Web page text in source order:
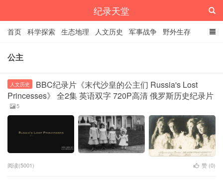
纪录天堂
首页 科学探索 生态地理 人文历史 军事战争 野外生存
经典纪录
公主
人文历史
BBC纪录片《末代沙皇的公主们 Russia's Lost
Princesses》 全2集 英语双字 720P高清 俄罗斯历史纪录片
5
阅读(5001) 赞 (0)